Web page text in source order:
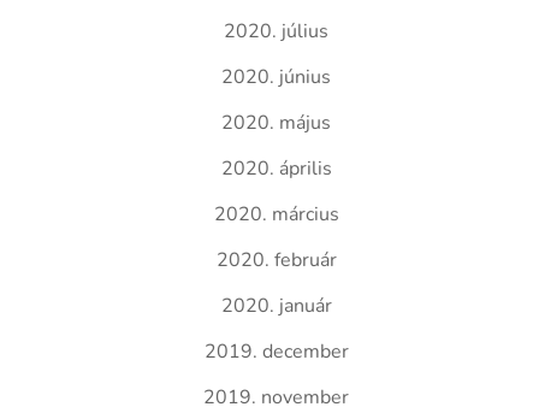
2020. július
2020. június
2020. május
2020. április
2020. március
2020. február
2020. január
2019. december
2019. november